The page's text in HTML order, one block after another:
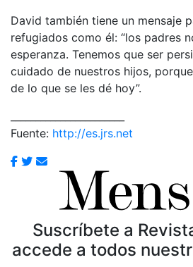
David también tiene un mensaje
refugiados como él: “los padres
esperanza. Tenemos que ser
cuidado de nuestros hijos,
de lo que se les dé hoy”.
Fuente: http://es.jrs.net
Suscríbete a
accede a todos